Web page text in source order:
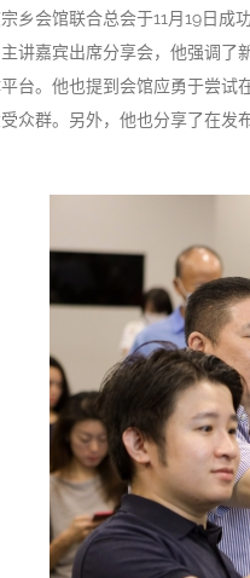
乡会馆联合总会于11月19日成
讲嘉宾出席分享会，他强调了
台。他也提到会馆应勇于尝试
众群。另外，他也分享了在发